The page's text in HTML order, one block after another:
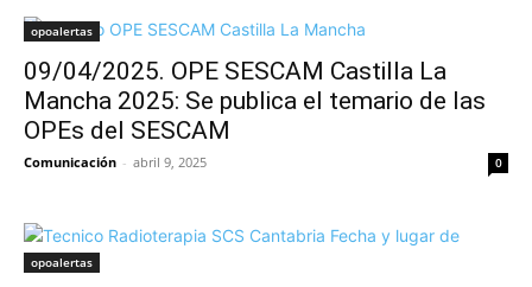
opoalertas
09/04/2025. OPE SESCAM Castilla La
Mancha 2025: Se publica el temario de las
OPEs del SESCAM
Comunicación - abril 9, 2025 0
opoalertas